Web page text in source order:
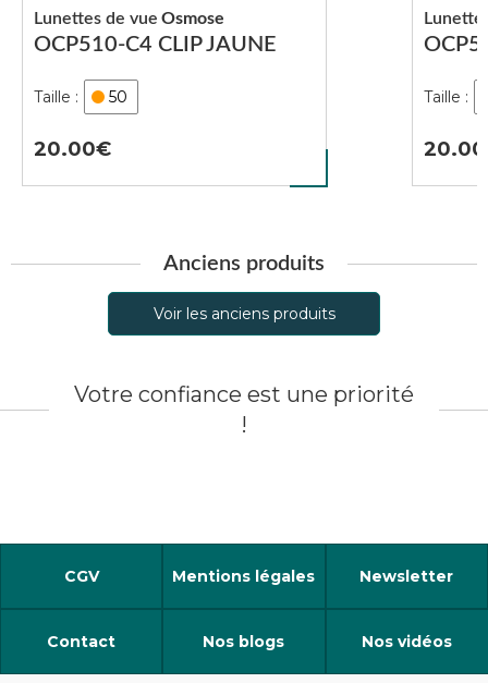
OCP510-C4 CLIP JAUNE
Lunettes de vue Osmose
50
20.00 20.00
Anciens produits
Voir les anciens produits
Votre confiance est une priorité
!
CGV Mentions légales Newsletter
Contact Nos blogs Nos vidéos